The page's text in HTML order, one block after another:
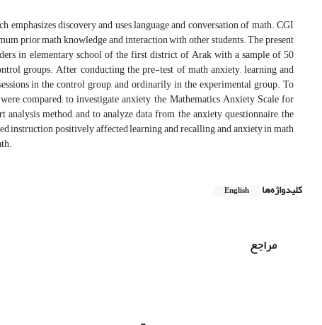
discovery and uses language and conversation of math. CGI
prior math knowledge and interaction with other students. The present
in elementary school of the first district of Arak with a sample of 50
groups. After conducting the pre-test of math anxiety, learning and
in the control group, and ordinarily in the experimental group. To
compared; to investigate anxiety, the Mathematics Anxiety Scale for
method, and to analyze data from the anxiety questionnaire, the
positively affected learning and recalling, and anxiety in math
کلیدواژه‌ها English
مراجع